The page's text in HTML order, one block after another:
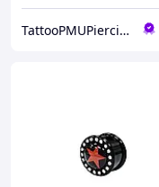
TattooPMUPiercing